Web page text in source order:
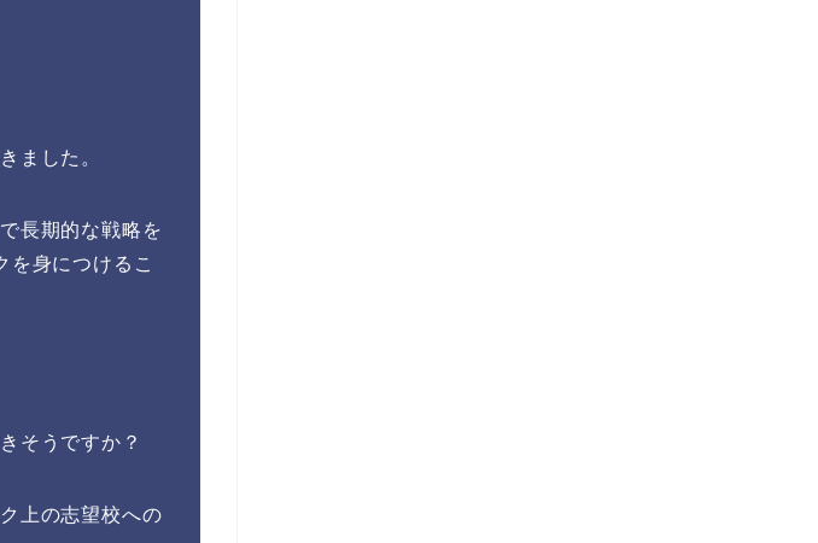
ました。
長期的な戦略 を
を身につけるこ
そうですか？
上の志望校への